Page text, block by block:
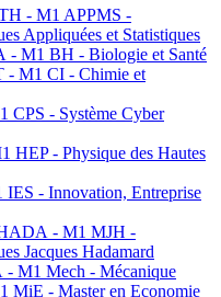
- M1 APPMS -
Appliquées et Statistiques
- M1 BH - Biologie et Santé
- M1 CI - Chimie et
CPS - Système Cyber
HEP - Physique des Hautes
- Innovation, Entreprise
- M1 MJH -
Jacques Hadamard
M1 Mech - Mécanique
MiE - Master en Economie